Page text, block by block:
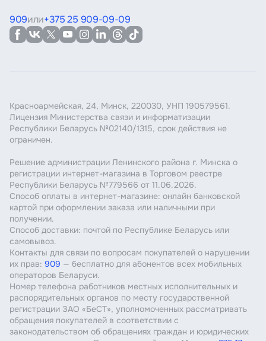
909или+375 25 909-09-09
Красноармейская, 24, Минск, 220030, УНП 190579561.
Лицензия Министерства связи и информатизации
Республики Беларусь №02140/1315, срок действия не
ограничен.
Решение администрации Ленинского района г. Минска о
регистрации интернет-магазина в Торговом реестре
Республики Беларусь №779566 от 11.06.2026.
Способ оплаты в интернет-магазине: онлайн банковской
картой при оформлении заказа или наличными при
получении.
Способ доставки: почтой по Республике Беларусь или
самовывоз.
Контакты для связи по вопросам покупателей о нарушении
их прав: 909 — бесплатно для абонентов всех мобильных
операторов Беларуси.
Номер телефона работников местных исполнительных и
распорядительных органов по месту государственной
регистрации ЗАО «БеСТ», уполномоченных рассматривать
обращения покупателей в соответствии с
законодательством об обращениях граждан и юридических